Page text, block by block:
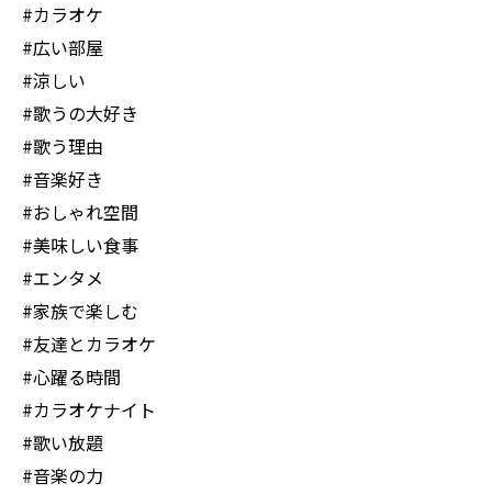
#カラオケ
#広い部屋
#涼しい
#歌うの大好き
#歌う理由
#音楽好き
#おしゃれ空間
#美味しい食事
#エンタメ
#家族で楽しむ
#友達とカラオケ
#心躍る時間
#カラオケナイト
#歌い放題
#音楽の力